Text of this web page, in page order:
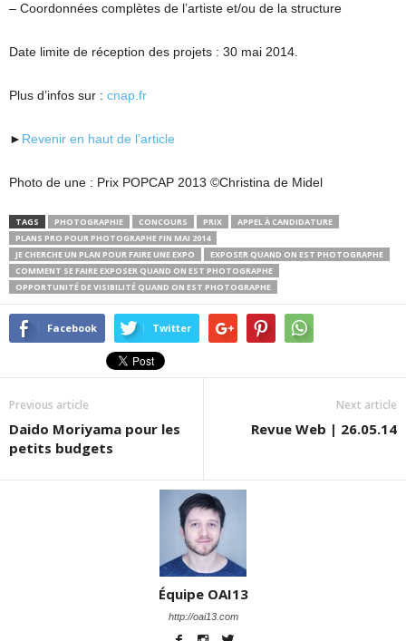
– Coordonnées complètes de l’artiste et/ou de la structure
Date limite de réception des projets : 30 mai 2014.
Plus d’infos sur : cnap.fr
► Revenir en haut de l’article
Photo de une : Prix POPCAP 2013 ©Christina de Midel
TAGS PHOTOGRAPHIE CONCOURS PRIX
APPEL À CANDIDATURE
PLANS PRO POUR PHOTOGRAPHE FIN MAI 2014
JE CHERCHE UN PLAN POUR FAIRE UNE EXPO
EXPOSER QUAND ON EST PHOTOGRAPHE
COMMENT SE FAIRE EXPOSER QUAND ON EST PHOTOGRAPHE
OPPORTUNITÉ DE VISIBILITÉ QUAND ON EST PHOTOGRAPHE
Facebook Twitter
Previous article
Daido Moriyama pour les
petits budgets
Next article
Revue Web | 26.05.14
Équipe OAI13
http://oai13.com